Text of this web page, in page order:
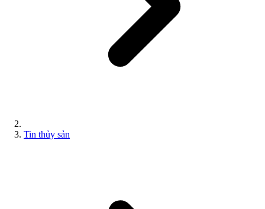
Tin thủy sản